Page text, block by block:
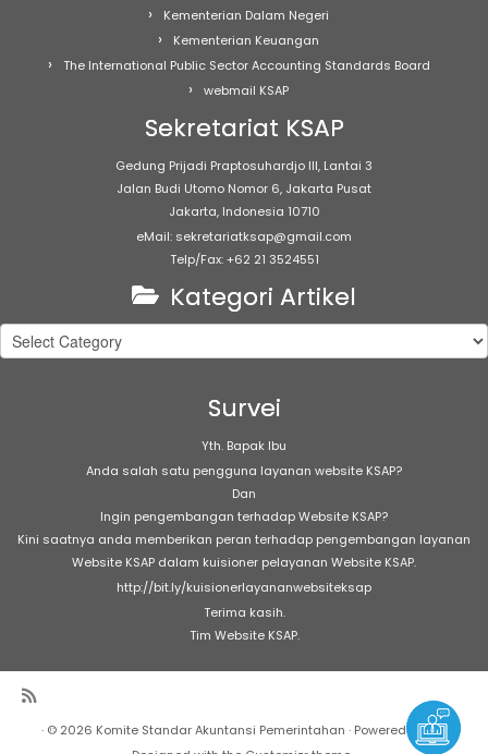
Kementerian Dalam Negeri
Kementerian Keuangan
The International Public Sector Accounting Standards Board
webmail KSAP
Sekretariat KSAP
Gedung Prijadi Praptosuhardjo III, Lantai 3
Jalan Budi Utomo Nomor 6, Jakarta Pusat
Jakarta, Indonesia 10710
eMail: sekretariatksap@gmail.com
Telp/Fax: +62 21 3524551
Kategori Artikel
Kategori
Artikel
Survei
Yth. Bapak Ibu
Anda salah satu pengguna layanan website KSAP?
Dan
Ingin pengembangan terhadap Website KSAP?
Kini saatnya anda memberikan peran terhadap pengembangan layanan
Website KSAP dalam kuisioner pelayanan Website KSAP.
http://bit.ly/kuisionerlayananwebsiteksap
Terima kasih.
Tim Website KSAP.
· © 2026 Komite Standar Akuntansi Pemerintahan · Powered by
·